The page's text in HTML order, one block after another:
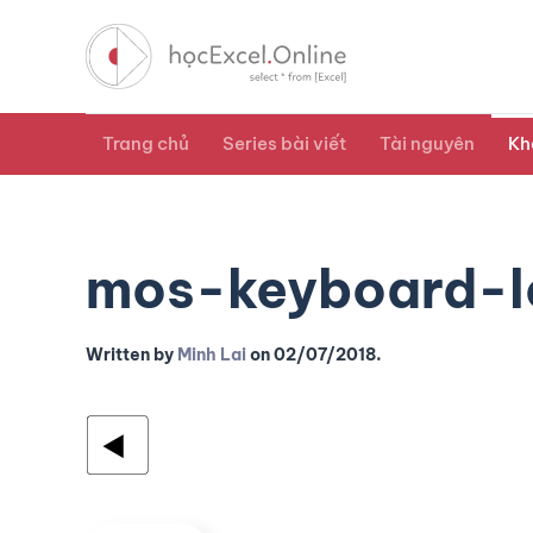
Trang chủ Series bài viết Tài nguyên
mos-keyboard-
Written by Minh Laion02/07/2018.